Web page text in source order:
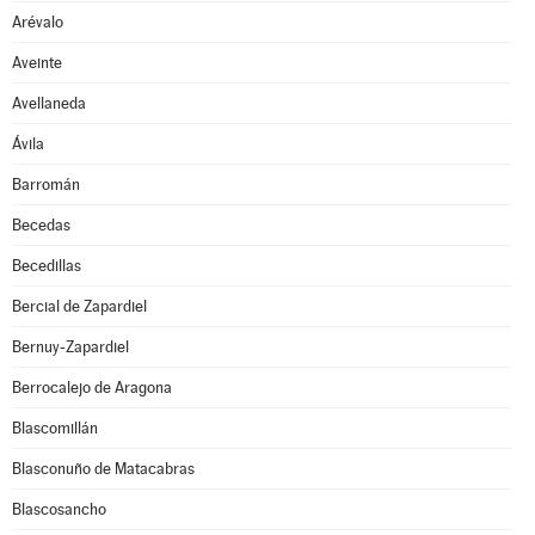
Arévalo
Aveinte
Avellaneda
Ávila
Barromán
Becedas
Becedillas
Bercial de Zapardiel
Bernuy-Zapardiel
Berrocalejo de Aragona
Blascomillán
Blasconuño de Matacabras
Blascosancho